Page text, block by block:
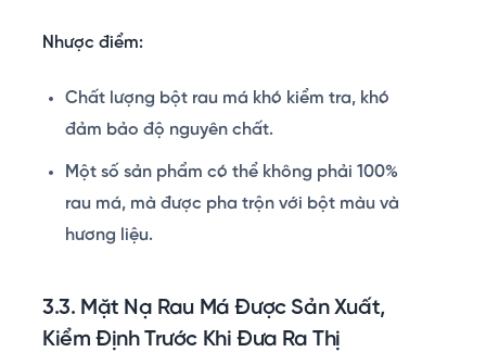
Nhược điểm:
Chất lượng bột rau má khó kiểm tra, khó
đảm bảo độ nguyên chất.
Một số sản phẩm có thể không phải 100%
rau má, mà được pha trộn với bột màu và
hương liệu.
3.3. Mặt Nạ Rau Má Được Sản Xuất,
Kiểm Định Trước Khi Đưa Ra Thị